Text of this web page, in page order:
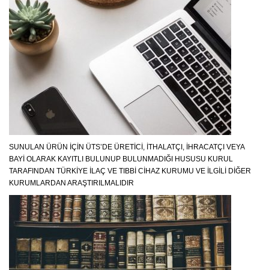
SUNULAN ÜRÜN İÇIN ÜTS’DE ÜRETICI, İTHALATÇI, İHRACATÇI VEYA
BAYI OLARAK KAYITLI BULUNUP BULUNMADIĞI HUSUSU KURUL
TARAFINDAN TÜRKIYE İLAÇ VE TIBBI CIHAZ KURUMU VE İLGILI DIĞER
KURUMLARDAN ARAŞTIRILMALIDIR